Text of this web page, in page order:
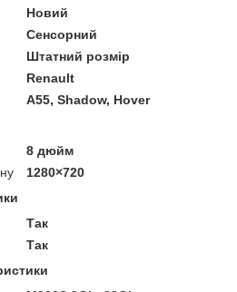
Новий
Сенсорний
Штатний розмір
Renault
A55, Shadow, Hover
8 дюйм
1280×720
Так
Так